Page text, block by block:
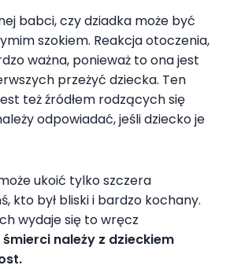
babci, czy dziadka może być
szokiem. Reakcja otoczenia,
ważna, ponieważ to ona jest
przeżyć dziecka. Ten
też źródłem rodzących się
odpowiadać, jeśli dziecko je
ukoić tylko szczera
kto był bliski i bardzo kochany.
wydaje się to wręcz
śmierci należy z dzieckiem